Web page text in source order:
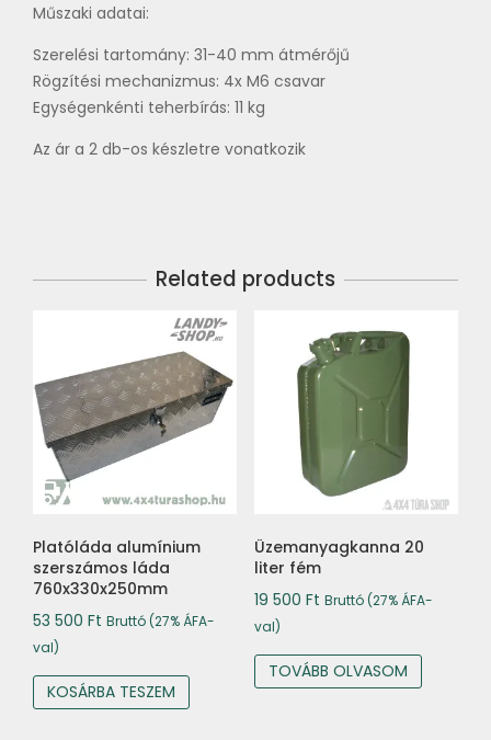
Műszaki adatai:
Szerelési tartomány: 31-40 mm átmérőjű
Rögzítési mechanizmus: 4x M6 csavar
Egységenkénti teherbírás: 11 kg
Az ár a 2 db-os készletre vonatkozik
Related products
Platóláda alumínium
szerszámos láda
760x330x250mm
53 500 Ft Bruttó (27% ÁFA-
val)
KOSÁRBA TESZEM
Üzemanyagkanna 20
liter fém
19 500 Ft Bruttó (27% ÁFA-
val)
TOVÁBB OLVASOM